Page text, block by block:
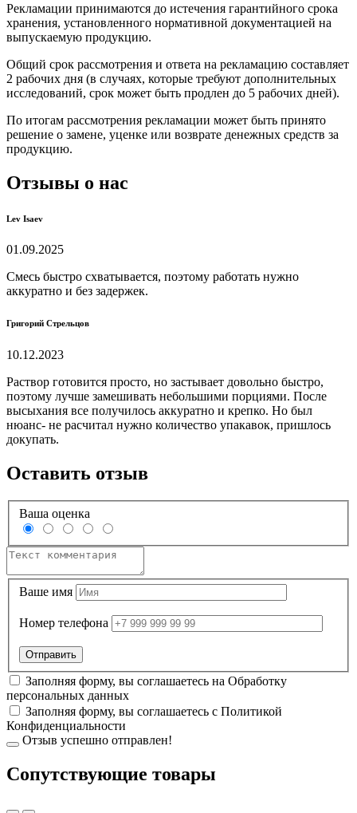
Рекламации принимаются до истечения гарантийного срока
хранения, установленного нормативной документацией на
выпускаемую продукцию.
Общий срок рассмотрения и ответа на рекламацию составляет
2 рабочих дня (в случаях, которые требуют дополнительных
исследований, срок может быть продлен до 5 рабочих дней).
По итогам рассмотрения рекламации может быть принято
решение о замене, уценке или возврате денежных средств за
продукцию.
Отзывы о нас
Lev Isaev
01.09.2025
Смесь быстро схватывается, поэтому работать нужно
аккуратно и без задержек.
Григорий Стрельцов
10.12.2023
Раствор готовится просто, но застывает довольно быстро,
поэтому лучше замешивать небольшими порциями. После
высыхания все получилось аккуратно и крепко. Но был
нюанс- не расчитал нужно количество упакавок, пришлось
докупать.
Оставить отзыв
Ваша оценка
Ваше имя
Номер телефона
Заполняя форму, вы соглашаетесь на Обработку
персональных данных
Заполняя форму, вы соглашаетесь с Политикой
Конфиденциальности
Отзыв успешно отправлен!
Cопутствующие товары